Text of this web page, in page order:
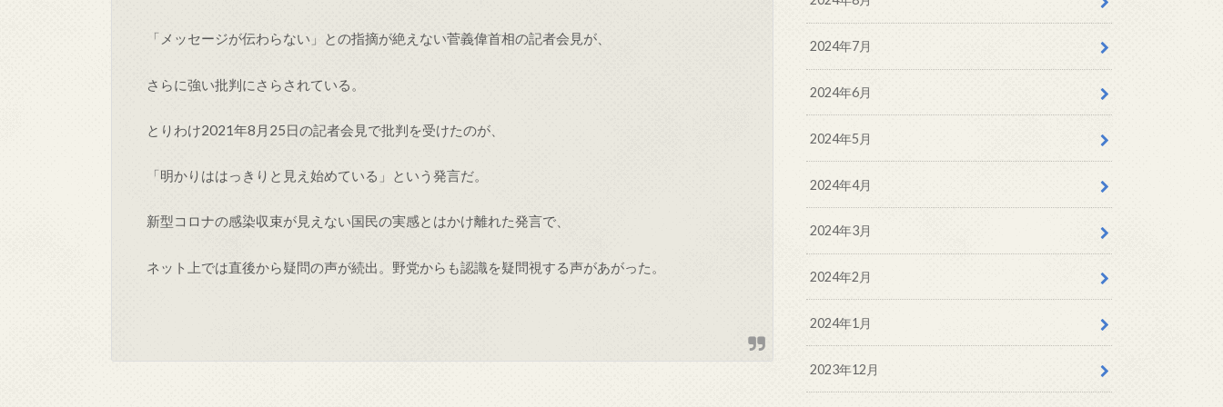
「メッセージが伝わらない」との指摘が絶えない菅義偉首相の記者会見が、
さらに強い批判にさらされている。
とりわけ2021年8月25日の記者会見で批判を受けたのが、
「明かりははっきりと見え始めている」という発言だ。
新型コロナの感染収束が見えない国民の実感とはかけ離れた発言で、
ネット上では直後から疑問の声が続出。野党からも認識を疑問視する声があがった。
2024年7月
2024年6月
2024年5月
2024年4月
2024年3月
2024年2月
2024年1月
2023年12月